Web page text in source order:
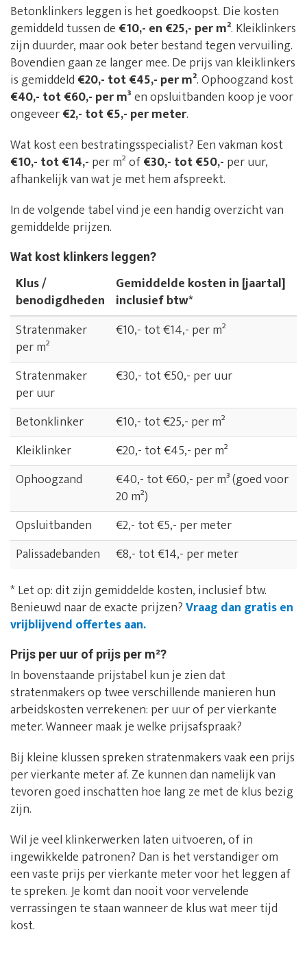
Betonklinkers leggen is het goedkoopst. Die kosten
gemiddeld tussen de €10,- en €25,- per m². Kleiklinkers
zijn duurder, maar ook beter bestand tegen vervuiling.
Bovendien gaan ze langer mee. De prijs van kleiklinkers
is gemiddeld €20,- tot €45,- per m². Ophoogzand kost
€40,- tot €60,- per m³en opsluitbanden koop je voor
ongeveer€2,- tot €5,- per meter.
Wat kost een bestratingsspecialist? Een vakman kost
€10,- tot €14,- per m² of€30,- tot €50,- per uur,
afhankelijk van wat je met hem afspreekt.
In de volgende tabel vind je een handig overzicht van
gemiddelde prijzen.
Wat kost klinkers leggen?
Klus /
benodigdheden
Gemiddelde kosten in [jaartal]
inclusief btw*
Stratenmaker
per m²
€10,- tot €14,- per m²
Stratenmaker
per uur
€30,- tot €50,- per uur
Betonklinker
€10,- tot €25,- per m²
Kleiklinker
€20,- tot €45,- per m²
Ophoogzand
€40,- tot €60,- per m³ (goed voor
20 m²)
Opsluitbanden
€2,- tot €5,- per meter
Palissadebanden
€8,- tot €14,- per meter
* Let op: dit zijn gemiddelde kosten, inclusief btw.
Benieuwd naar de exacte prijzen?Vraag dan gratis en
vrijblijvend offertes aan.
Prijs per uur of prijs per m²?
In bovenstaande prijstabel kun je zien dat
stratenmakers op twee verschillende manieren hun
arbeidskosten verrekenen: per uur of per vierkante
meter. Wanneer maak je welke prijsafspraak?
Bij kleine klussen spreken stratenmakers vaak een prijs
per vierkante meter af. Ze kunnen dan namelijk van
tevoren goed inschatten hoe lang ze met de klus bezig
zijn.
Wil je veel klinkerwerken laten uitvoeren, of in
ingewikkelde patronen? Dan is het verstandiger om
een vaste prijs per vierkante meter voor het leggen af
te spreken. Je komt dan nooit voor vervelende
verrassingen te staan wanneer de klus wat meer tijd
kost.